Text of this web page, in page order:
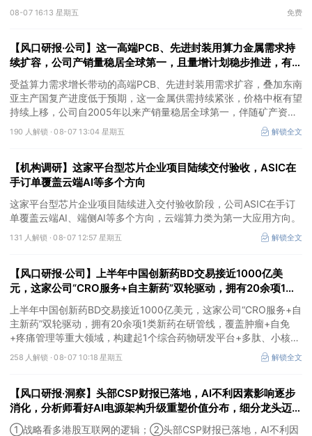
③AI服务器、机器人带动MLCC景气周期持续！这家公司扩产、涨
08-07 16:13 星期五 免费
【风口研报·公司】这一高端PCB、先进封装用算力金属需求持
续扩容，公司产销量稳居全球第一，且量增计划稳步推进，有望
充分受益价格上行
受益算力需求增长带动的高端PCB、先进封装用需求扩容，叠加东南
亚主产国复产进度低于预期，这一金属供需持续紧张，价格中枢有望
持续上移，公司自2005年以来产销量稳居全球第一，伴随矿产资源
产量增长与冶炼产能整合并举，公司市占率有望进一步提升，同时有
望充分受益金属价格上行。
190 人解锁 ·08-07 13:04 星期五 解锁全文
【机构调研】这家平台型芯片企业项目陆续交付验收，ASIC在
手订单覆盖云端AI等多个方向
这家平台型芯片企业项目陆续进入交付验收阶段，公司ASIC在手订
单覆盖云端AI、端侧AI等多个方向，云端算力类为第一大应用方向。
131 人解锁 ·08-07 12:57 星期五 解锁全文
【风口研报·公司】上半年中国创新药BD交易接近1000亿美
元，这家公司“CRO服务+自主新药”双轮驱动，拥有20余项1类
新药在研管线，覆盖肿瘤+自免+疼痛管理等重大领域
上半年中国创新药BD交易接近1000亿美元，这家公司“CRO服务+自
主新药”双轮驱动，拥有20余项1类新药在研管线，覆盖肿瘤+自免
+疼痛管理等重大领域，构建起1个综合药物研发平台+多肽、小核
酸、CGT、小分子4个创新技术平台，创新转型成果正逐步兑现。
258 人解锁 ·08-07 10:18 星期五 解锁全文
【风口研报·洞察】头部CSP财报已落地，AI不利因素影响逐步
消化，分析师看好AI电源架构升级重塑价值分布，细分龙头迈入
放量验证阶段；战略看多港股互联网的逻辑
①战略看多港股互联网的逻辑；②头部CSP财报已落地，AI不利因